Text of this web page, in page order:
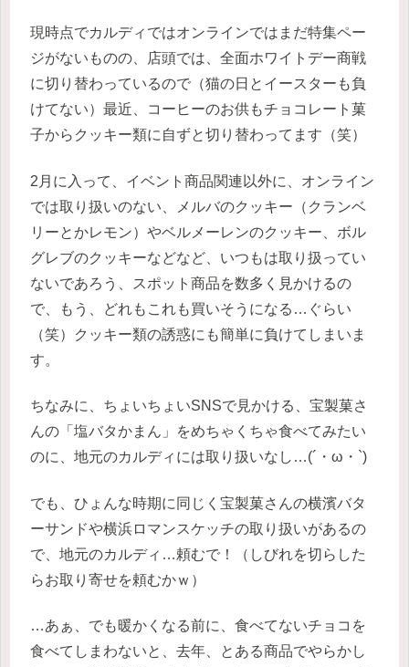
現時点でカルディではオンラインではまだ特集ペー
ジがないものの、店頭では、全面ホワイトデー商戦
に切り替わっているので（猫の日とイースターも負
けてない）最近、コーヒーのお供もチョコレート菓
子からクッキー類に自ずと切り替わってます（笑）
2月に入って、イベント商品関連以外に、オンライン
では取り扱いのない、メルバのクッキー（クランベ
リーとかレモン）やベルメーレンのクッキー、ボル
グレブのクッキーなどなど、いつもは取り扱ってい
ないであろう、スポット商品を数多く見かけるの
で、もう、どれもこれも買いそうになる…ぐらい
（笑）クッキー類の誘惑にも簡単に負けてしまいま
す。
ちなみに、ちょいちょいSNSで見かける、宝製菓さ
んの「塩バタかまん」をめちゃくちゃ食べてみたい
のに、地元のカルディには取り扱いなし…(´・ω・`)
でも、ひょんな時期に同じく宝製菓さんの横濱バタ
ーサンドや横浜ロマンスケッチの取り扱いがあるの
で、地元のカルディ…頼むで！（しびれを切らした
らお取り寄せを頼むかｗ）
…あぁ、でも暖かくなる前に、食べてないチョコを
食べてしまわないと、去年、とある商品でやらかし